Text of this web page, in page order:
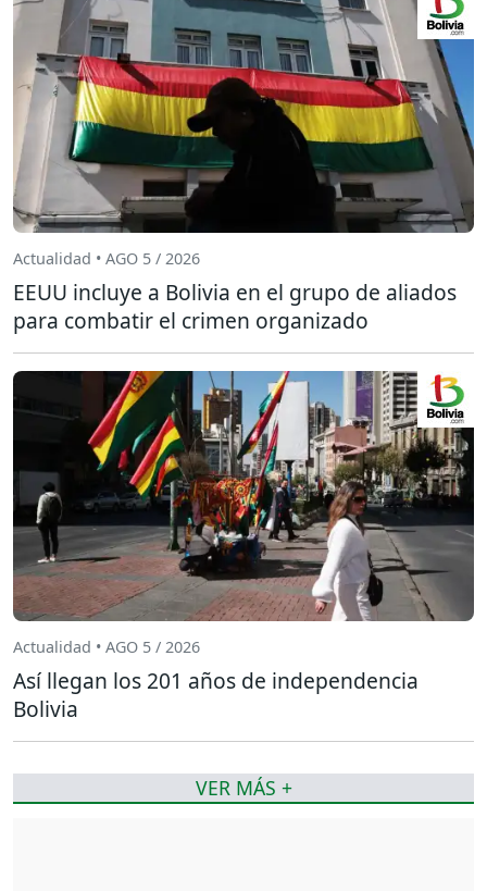
Actualidad • AGO 5 / 2026
EEUU incluye a Bolivia en el grupo de aliados
para combatir el crimen organizado
Actualidad • AGO 5 / 2026
Así llegan los 201 años de independencia
Bolivia
VER MÁS +